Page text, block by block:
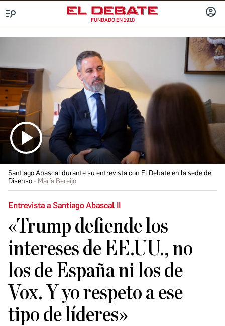
FUNDADO EN 1910
Santiago Abascal durante su entrevista con El Debate en la sede de
Disenso
María Bereijo
Entrevista a Santiago Abascal II
«Trump defiende los
intereses de EE.UU., no
los de España ni los de
Vox. Y yo respeto a ese
tipo de líderes»